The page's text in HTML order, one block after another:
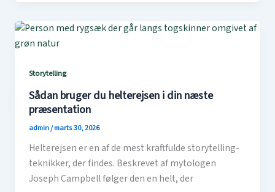
Storytelling
Sådan bruger du helterejsen i din næste
præsentation
admin/marts 30, 2026
Helterejsen er en af de mest kraftfulde storytelling-
teknikker, der findes. Beskrevet af mytologen
Joseph Campbell følger den en helt, der